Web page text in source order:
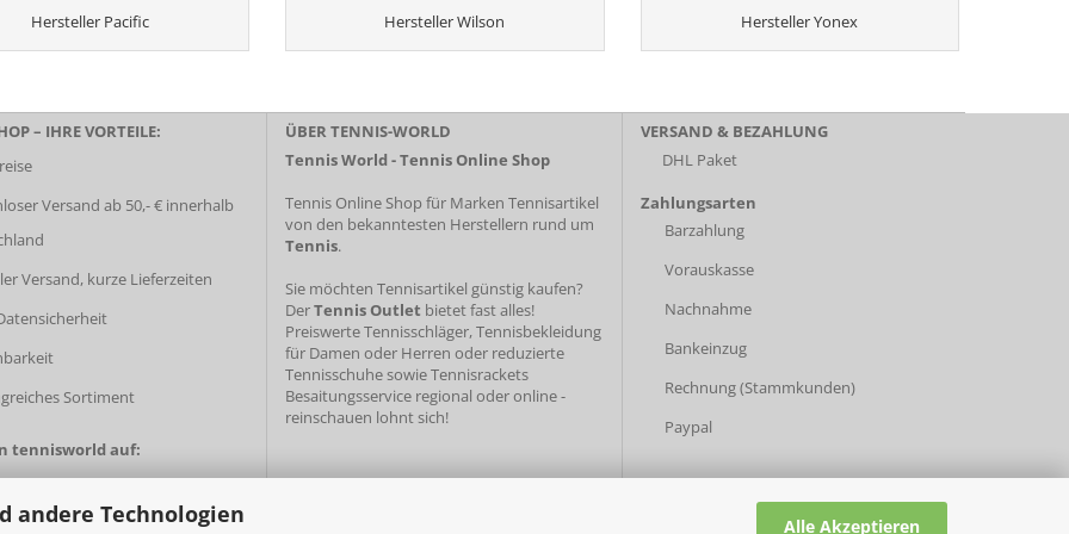
andere Technologien Alle Akzeptieren
Hersteller Pacific Hersteller Wilson Hersteller Yonex
– IHRE VORTEILE:
Versand ab 50,- € innerhalb
Versand, kurze Lieferzeiten
Sortiment
tennisworld auf:
ÜBER TENNIS-WORLD
Tennis World - Tennis Online Shop
Tennis Online Shop für Marken Tennisartikel
von den bekanntesten Herstellern rund um
Tennis.
Sie möchten Tennisartikel günstig kaufen?
DerTennis Outlet bietet fast alles!
Preiswerte Tennisschläger, Tennisbekleidung
für Damen oder Herren oder reduzierte
TennisschuhesowieTennisrackets
Besaitungsservice regional oder online -
reinschauen lohnt sich!
VERSAND & BEZAHLUNG
DHL Paket
Zahlungsarten
Barzahlung
Vorauskasse
Nachnahme
Bankeinzug
Rechnung (Stammkunden)
Paypal